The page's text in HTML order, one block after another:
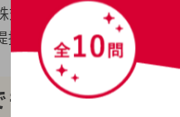
式会社、関西電力生活協
しています。
安心な、専任